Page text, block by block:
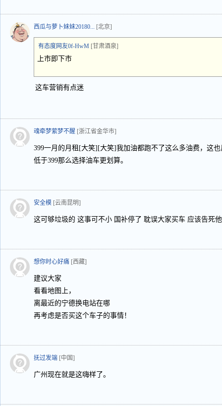
西瓜与萝卜妹妹20180... [北京]
有态度网友0f-HwM [甘肃酒泉]
上市即下市
这车营销有点迷
魂牵梦萦梦不醒 [浙江省金华市]
399一月的月租[大笑][大笑]我加油都跑不了这么多油费，这
低于399那么选择油车更划算。
安全模 [云南昆明]
这可够垃圾的 这事可不小 国补停了 耽误大家买车 应该告死
想你时心好痛 [西藏]
建议大家
看看地图上，
离最近的宁德换电站在哪
再考虑是否买这个车子的事情！
抚过发端 [中国]
广州现在就是这嗨样了。